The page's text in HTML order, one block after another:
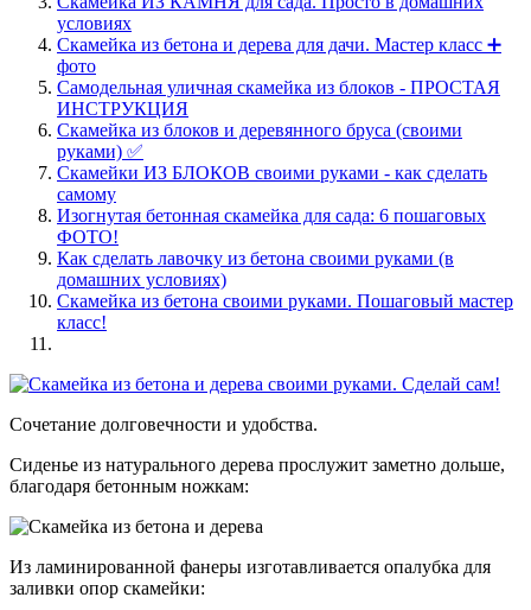
условиях
Скамейка из бетона и дерева для дачи. Мастер класс ➕
фото
Самодельная уличная скамейка из блоков - ПРОСТАЯ
ИНСТРУКЦИЯ
Скамейка из блоков и деревянного бруса (своими
руками) ✅
Скамейки ИЗ БЛОКОВ своими руками - как сделать
самому
Изогнутая бетонная скамейка для сада: 6 пошаговых
ФОТО!
Как сделать лавочку из бетона своими руками (в
домашних условиях)
Скамейка из бетона своими руками. Пошаговый мастер
класс!
Сочетание долговечности и удобства.
Сиденье из натурального дерева прослужит заметно дольше,
благодаря бетонным ножкам:
Из ламинированной фанеры изготавливается опалубка для
заливки опор скамейки: